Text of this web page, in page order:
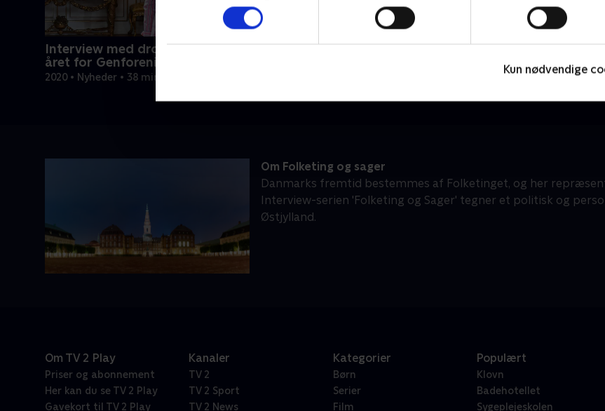
Kun nødvendige
Interview med dronning Margrethe - 100-
året for Genforeningen
2020 • Nyheder • 38 min
Folketingsvalg - debatter
Om Folketing og sager
Danmarks fremtid bestemmes af Folketinget, og her
Interview-serien 'Folketing og Sager' tegner et politisk og
Østjylland.
Om TV 2 Play
Priser og abonnement
Her kan du se TV 2 Play
Gavekort til TV 2 Play
Kanaler
TV 2
TV 2 Sport
TV 2 News
Kategorier
Børn
Serier
Film
Populært
Klovn
Badehotellet
Sygeplejeskolen